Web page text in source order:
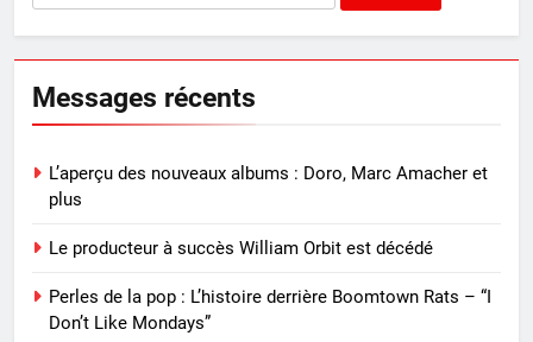
for:
Messages récents
L’aperçu des nouveaux albums : Doro, Marc Amacher et
plus
Le producteur à succès William Orbit est décédé
Perles de la pop : L’histoire derrière Boomtown Rats – “I
Don’t Like Mondays”